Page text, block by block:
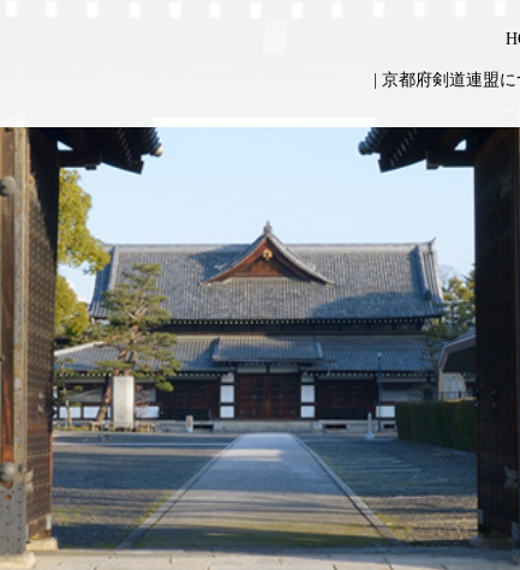
京都府剣道連盟に